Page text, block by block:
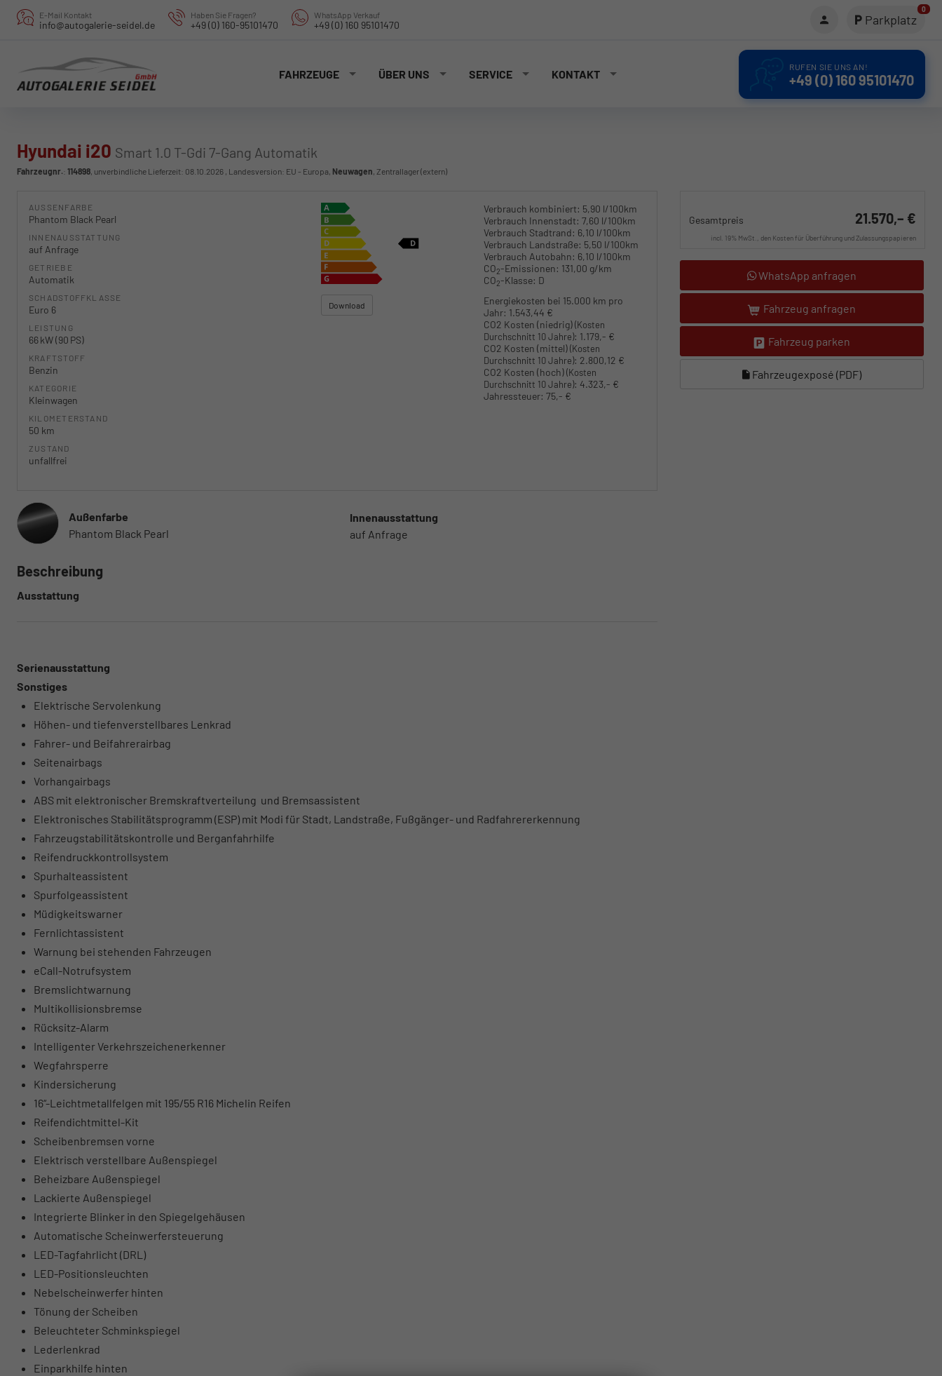
E-Mail Kontakt
info@autogalerie-seidel.de
Haben Sie Fragen?
+49 (0) 160-95101470
WhatsApp Verkauf
+49 (0) 160 95101470 Parkplatz
0
FAHRZEUGE ÜBER UNS SERVICE KONTAKT
RUFEN SIE UNS AN!
+49 (0) 160 95101470
Hyundai i20 Smart 1.0 T-Gdi 7-Gang Automatik
Fahrzeugnr.: 114898, unverbindliche Lieferzeit: 08.10.2026 , Landesversion: EU - Europa, Neuwagen, Zentrallager (extern)
Gesamtpreis 21.570,– €
incl. 19% MwSt., den Kosten für Überführung und Zulassungspapieren
WhatsApp anfragen
Fahrzeug anfragen
Fahrzeug parken
Fahrzeugexposé (PDF)
AUSSENFARBE
Phantom Black Pearl
INNENAUSSTATTUNG
auf Anfrage
GETRIEBE
Automatik
SCHADSTOFFKLASSE
Euro 6
LEISTUNG
66 kW (90 PS)
KRAFTSTOFF
Benzin
KATEGORIE
Kleinwagen
KILOMETERSTAND
50 km
ZUSTAND
unfallfrei
Verbrauch kombiniert: 5,90 l/100km
Verbrauch Innenstadt: 7,60 l/100km
Verbrauch Stadtrand: 6,10 l/100km
Verbrauch Landstraße: 5,50 l/100km
Verbrauch Autobahn: 6,10 l/100km
CO2-Emissionen: 131,00 g/km
CO2-Klasse: D
Download
Energiekosten bei 15.000 km pro
Jahr: 1.543,44 €
CO2 Kosten (niedrig)(Kosten
Durchschnitt 10 Jahre): 1.179,- €
CO2 Kosten (mittel)(Kosten
Durchschnitt 10 Jahre): 2.800,12 €
CO2 Kosten (hoch)(Kosten
Durchschnitt 10 Jahre): 4.323,- €
Jahressteuer: 75,- €
Außenfarbe
Phantom Black Pearl
Innenausstattung
auf Anfrage
Beschreibung
Ausstattung
Serienausstattung
Sonstiges
Elektrische Servolenkung
Höhen- und tiefenverstellbares Lenkrad
Fahrer- und Beifahrerairbag
Seitenairbags
Vorhangairbags
ABS mit elektronischer Bremskraftverteilung und Bremsassistent
Elektronisches Stabilitätsprogramm (ESP) mit Modi für Stadt, Landstraße, Fußgänger- und Radfahrererkennung
Fahrzeugstabilitätskontrolle und Berganfahrhilfe
Reifendruckkontrollsystem
Spurhalteassistent
Spurfolgeassistent
Müdigkeitswarner
Fernlichtassistent
Warnung bei stehenden Fahrzeugen
eCall-Notrufsystem
Bremslichtwarnung
Multikollisionsbremse
Rücksitz-Alarm
Intelligenter Verkehrszeichenerkenner
Wegfahrsperre
Kindersicherung
16“-Leichtmetallfelgen mit 195/55 R16 Michelin Reifen
Reifendichtmittel-Kit
Scheibenbremsen vorne
Elektrisch verstellbare Außenspiegel
Beheizbare Außenspiegel
Lackierte Außenspiegel
Integrierte Blinker in den Spiegelgehäusen
Automatische Scheinwerfersteuerung
LED-Tagfahrlicht (DRL)
LED-Positionsleuchten
Nebelscheinwerfer hinten
Tönung der Scheiben
Beleuchteter Schminkspiegel
Lederlenkrad
Einparkhilfe hinten